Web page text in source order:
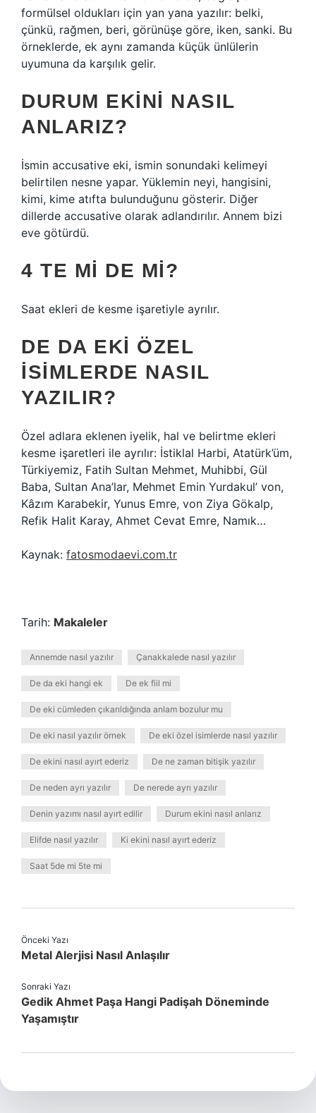
formülsel oldukları için yan yana yazılır: belki,
çünkü, rağmen, beri, görünüşe göre, iken, sanki. Bu
örneklerde, ek aynı zamanda küçük ünlülerin
uyumuna da karşılık gelir.
DURUM EKINI NASIL
ANLARIZ?
İsmin accusative eki, ismin sonundaki kelimeyi
belirtilen nesne yapar. Yüklemin neyi, hangisini,
kimi, kime atıfta bulunduğunu gösterir. Diğer
dillerde accusative olarak adlandırılır. Annem bizi
eve götürdü.
4 TE MI DE MI?
Saat ekleri de kesme işaretiyle ayrılır.
DE DA EKI ÖZEL
ISIMLERDE NASIL
YAZILIR?
Özel adlara eklenen iyelik, hal ve belirtme ekleri
kesme işaretleri ile ayrılır: İstiklal Harbi, Atatürk’üm,
Türkiyemiz, Fatih Sultan Mehmet, Muhibbi, Gül
Baba, Sultan Ana’lar, Mehmet Emin Yurdakul’ von,
Kâzım Karabekir, Yunus Emre, von Ziya Gökalp,
Refik Halit Karay, Ahmet Cevat Emre, Namık…
Kaynak: fatosmodaevi.com.tr
Tarih: Makaleler
Annemde nasıl yazılır Çanakkalede nasıl yazılır
De da eki hangi ek De ek fiil mi
De eki cümleden çıkarıldığında anlam bozulur mu
De eki nasıl yazılır örnek De eki özel isimlerde nasıl yazılır
De ekini nasıl ayırt ederiz De ne zaman bitişik yazılır
De neden ayrı yazılır De nerede ayrı yazılır
Denin yazımı nasıl ayırt edilir Durum ekini nasıl anlarız
Elifde nasıl yazılır Ki ekini nasıl ayırt ederiz
Saat 5de mi 5te mi
Önceki Yazı
Metal Alerjisi Nasıl Anlaşılır
Sonraki Yazı
Gedik Ahmet Paşa Hangi Padişah Döneminde
Yaşamıştır